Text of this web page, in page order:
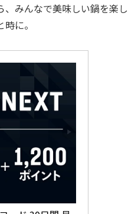
、みんなで美味しい鍋を楽し
に。